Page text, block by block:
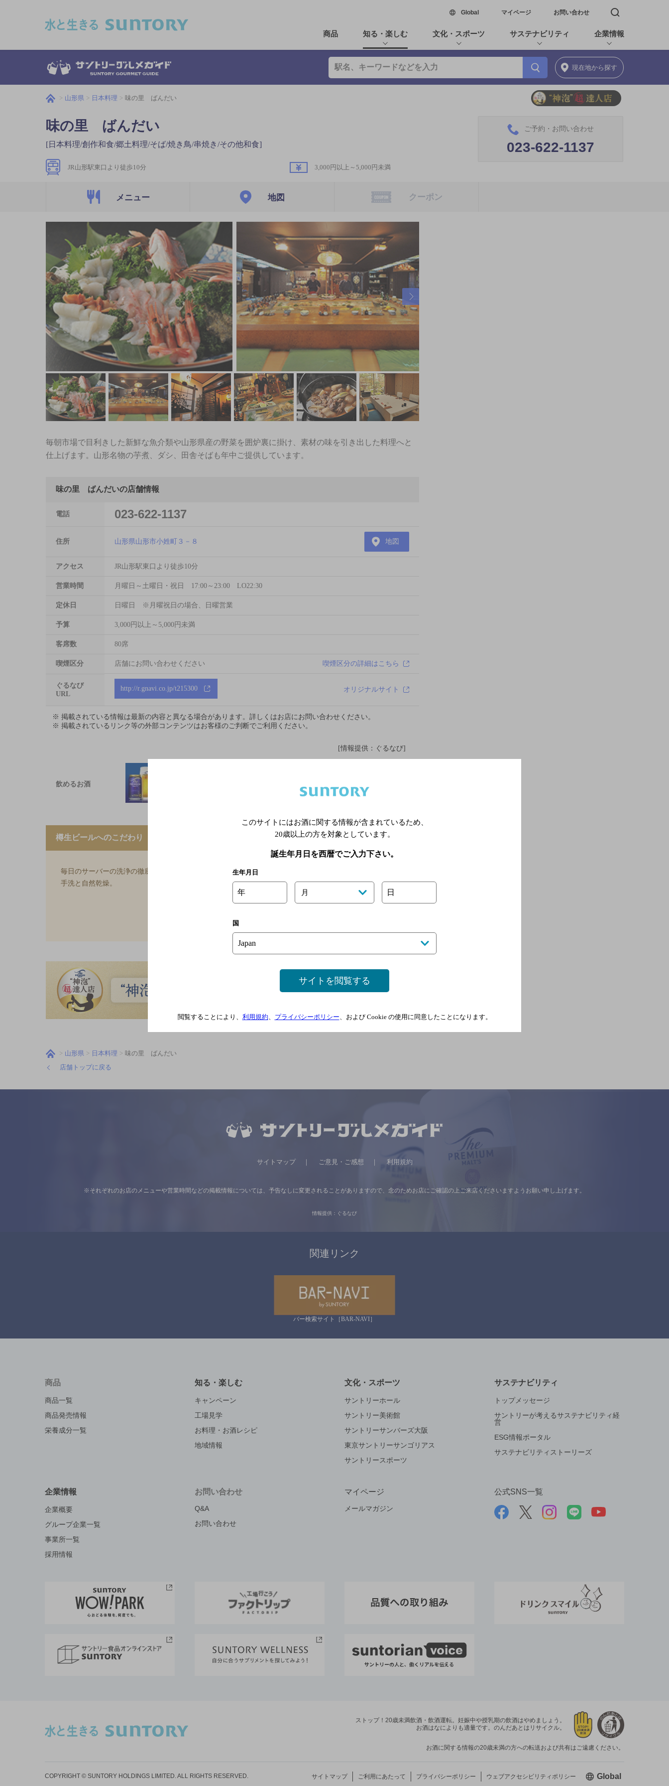
Global新しいウィンドウで開く
マイページ お問い合わせ 検索窓を開く
商品 知る・楽しむ 文化・スポーツ サステナビリティ 企業情報
現在地から探す
山形県 日本料理 味の里 ばんだい
味の里 ばんだい
[日本料理/創作和食/郷土料理/そば/焼き鳥/串焼き/その他和食]
JR山形駅東口より徒歩10分 3,000円以上～5,000円未満
ご予約・お問い合わせ
023-622-1137
メニュー 地図 クーポン
毎朝市場で目利きした新鮮な魚介類や山形県産の野菜を囲炉裏に掛け、素材の味を引き出した料理へと
仕上げます。山形名物の芋煮、ダシ、田舎そばも年中ご提供しています。
味の里 ばんだいの店舗情報
電話 023-622-1137
住所 山形県山形市小姓町３－８ 地図
アクセス JR山形駅東口より徒歩10分
営業時間 月曜日～土曜日・祝日 17:00～23:00 LO22:30
定休日 日曜日 ※月曜祝日の場合、日曜営業
予算 3,000円以上～5,000円未満
客席数 80席
喫煙区分 店舗にお問い合わせください 喫煙区分の詳細はこちら
ぐるなび
URL
http://r.gnavi.co.jp/t215300 オリジナルサイト
※ 掲載されている情報は最新の内容と異なる場合があります。詳しくはお店にお問い合わせください。
※ 掲載されているリンク等の外部コンテンツはお客様のご判断でご利用ください。
[情報提供：ぐるなび]
飲めるお酒
樽生ビールへのこだわり
毎日のサーバーの洗浄の徹底。グラスのていねいな
手洗と自然乾燥。
山形県 日本料理
味の里 ばんだい
店舗トップに戻る
サイトマップ ご意見・ご感想 利用規約
※それぞれのお店のメニューや営業時間などの掲載情報については、 予告なしに変更されることがありますので、 念のためお店にご確認の上ご来店くださいますようお願い申し上げます。
情報提供：ぐるなび
関連リンク
バー検索サイト［BAR-NAVI］
商品
商品一覧
商品発売情報
栄養成分一覧
知る・楽しむ
キャンペーン
工場見学
お料理・お酒レシピ
地域情報
文化・スポーツ
サントリーホール
サントリー美術館
サントリーサンバーズ大阪
東京サントリーサンゴリアス
サントリースポーツ
サステナビリティ
トップメッセージ
サントリーが考えるサステナビリティ経
営
ESG情報ポータル
サステナビリティストーリーズ
企業情報
企業概要
グループ企業一覧
事業所一覧
採用情報
お問い合わせ
Q&A
お問い合わせ
マイページ
メールマガジン
公式SNS一覧
ストップ！20歳未満飲酒・飲酒運転。 妊娠中や授乳期の飲酒はやめましょう。
お酒はなによりも適量です。 のんだあとはリサイクル。
お酒に関する情報の20歳未満の方への転送および共有はご遠慮ください。
COPYRIGHT © SUNTORY HOLDINGS LIMITED.ALL RIGHTS RESERVED. サイトマップ ご利用にあたって プライバシーポリシー ウェブアクセシビリティ ポリシー Global新しいウィ
このサイトにはお酒に関する情報が含まれているため、
20歳以上の方を対象としています。
誕生年月日を西暦でご入力下さい。
生年月日
年 月 日
国
サイトを閲覧する
閲覧することにより、 利用規約、 プライバシーポリシー、および Cookie の使用に同意したことになります。